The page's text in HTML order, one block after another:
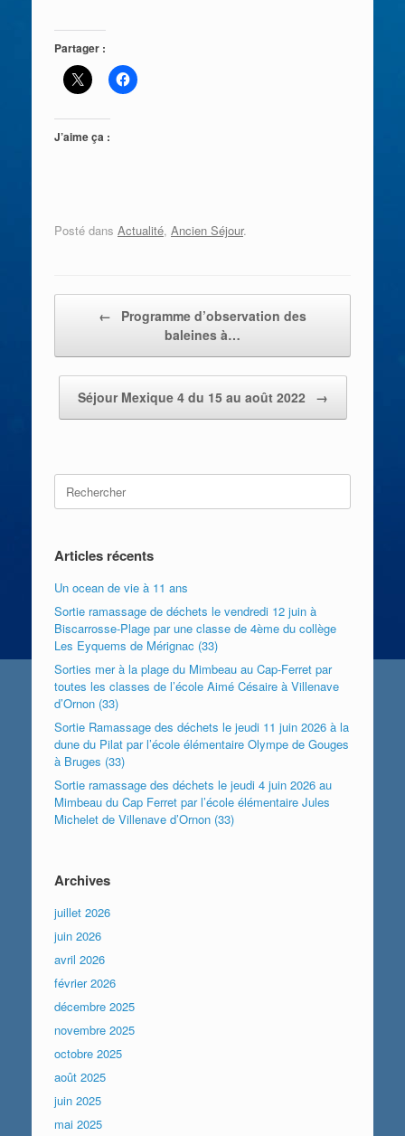
Partager :
J’aime ça :
Posté dans Actualité, Ancien Séjour.
←
Programme d’observation des
baleines à…
Séjour Mexique 4 du 15 au août 2022 →
Search
for:
Articles récents
Un ocean de vie à 11 ans
Sortie ramassage de déchets le vendredi 12 juin à
Biscarrosse-Plage par une classe de 4ème du collège
Les Eyquems de Mérignac (33)
Sorties mer à la plage du Mimbeau au Cap-Ferret par
toutes les classes de l’école Aimé Césaire à Villenave
d’Ornon (33)
Sortie Ramassage des déchets le jeudi 11 juin 2026 à la
dune du Pilat par l’école élémentaire Olympe de Gouges
à Bruges (33)
Sortie ramassage des déchets le jeudi 4 juin 2026 au
Mimbeau du Cap Ferret par l’école élémentaire Jules
Michelet de Villenave d’Ornon (33)
Archives
juillet 2026
juin 2026
avril 2026
février 2026
décembre 2025
novembre 2025
octobre 2025
août 2025
juin 2025
mai 2025